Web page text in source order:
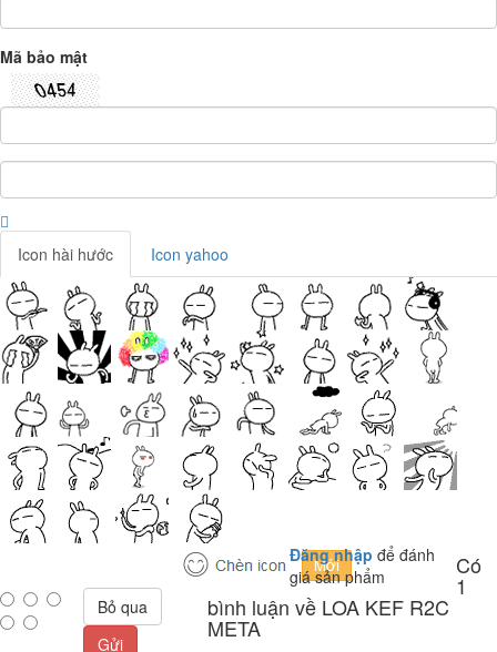
Mã bảo mật
Icon hài hước Icon yahoo
Đăng nhập để đánh
giá sản phẩm
Bỏ qua
Gửi
Có
1
bình luận về LOA KEF R2C
META